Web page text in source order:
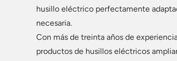
husillo eléctrico perfectamente
necesaria.
Con más de treinta años de
productos de husillos eléctricos